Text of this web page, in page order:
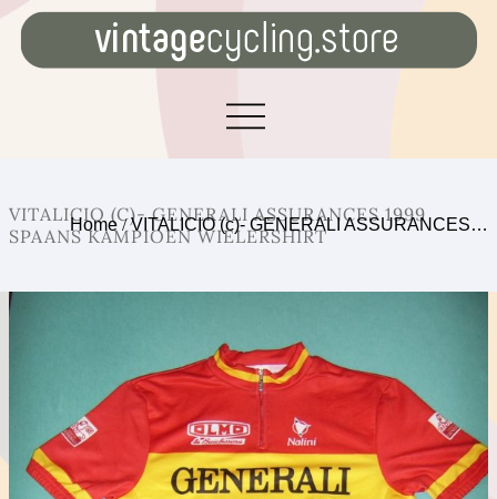
VITALICIO (C)- GENERALI ASSURANCES 1999
SPAANS KAMPIOEN WIELERSHIRT
Home/VITALICIO (c)- GENERALI ASSURANCES…